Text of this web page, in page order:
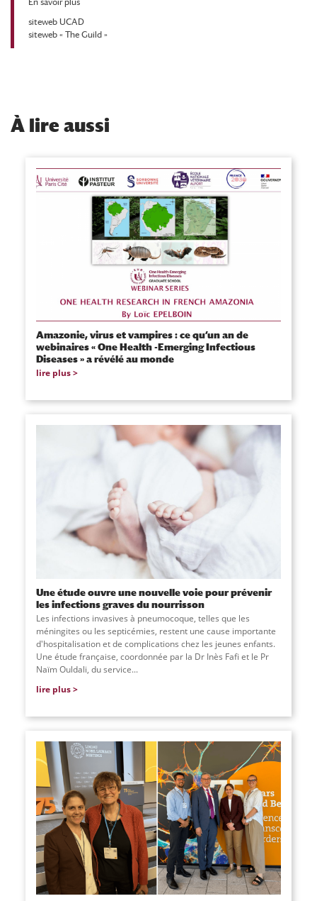
En savoir plus
siteweb UCAD
siteweb « The Guild »
À lire aussi
Amazonie, virus et vampires : ce qu’un an de
webinaires « One Health -Emerging Infectious
Diseases » a révélé au monde
lire plus
Une étude ouvre une nouvelle voie pour prévenir
les infections graves du nourrisson
Les infections invasives à pneumocoque, telles que les
méningites ou les septicémies, restent une cause importante
d'hospitalisation et de complications chez les jeunes enfants.
Une étude française, coordonnée par la Dr Inès Fafi et le Pr
Naïm Ouldali, du service...
lire plus